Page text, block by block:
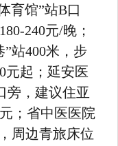
育馆”站B口
240元/晚；
站400米，步
元起；延安医
旁，建议住亚
；省中医医院
周边青旅床位